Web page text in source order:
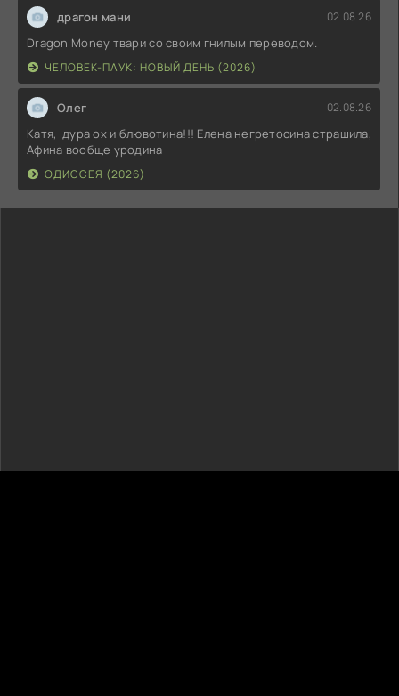
драгон мани 02.08.26
Dragon Money твари со своим гнилым переводом.
ЧЕЛОВЕК-ПАУК: НОВЫЙ ДЕНЬ (2026)
Олег 02.08.26
Катя, дура ох и блювотина!!! Елена негретосина страшила,
Афина вообще уродина
ОДИССЕЯ (2026)